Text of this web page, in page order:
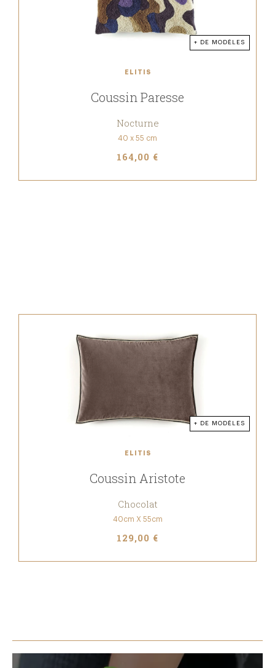
+ DE MODÈLES
ELITIS
Coussin Paresse
Nocturne
40 x 55 cm
164,00 €
+ DE MODÈLES
ELITIS
Coussin Aristote
Chocolat
40cm X 55cm
129,00 €